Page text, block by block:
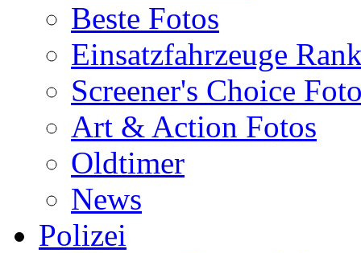
Beste Fotos
Einsatzfahrzeuge
Screener's Choice
Art & Action Fotos
Oldtimer
News
Polizei